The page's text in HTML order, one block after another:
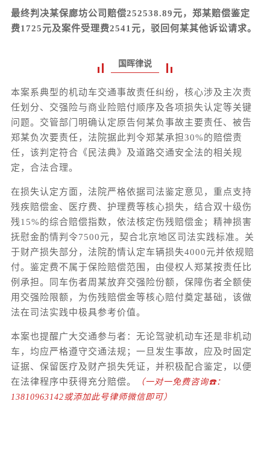
最终判决某保廊坊公司赔偿252538.89元，郑某赔偿鉴定
费1725元及案件受理费2541元，驳回何某其他诉讼请求。
国晖律说
本案系典型的机动车交通事故责任纠纷，核心涉及主次责
任划分、交强险与商业险赔付顺序及各项损失认定等关键
问题。交管部门明确认定原告何某负事故主要责任、被告
郑某负次要责任，法院据此判令郑某承担30%的赔偿责
任，该判定符合《民法典》及道路交通安全法的相关规
定，合法合理。
在损失认定方面，法院严格依据司法鉴定意见，重点支持
残疾赔偿金、医疗费、护理费等核心损失，结合双十级伤
残15%的综合赔偿指数，依法核定伤残赔偿金；精神损害
抚慰金酌情判令7500元，契合北京地区司法实践标准。关
于财产损失部分，法院酌情认定车辆损失4000元并依规赔
付。鉴定费不属于保险赔偿范围，由侵权人郑某按责任比
例承担。同车伤者周某放弃交强险份额，保障伤者全额使
用交强险限额，为伤残赔偿金等核心赔付奠定基础，该做
法在司法实践中极具参考价值。
本案也提醒广大交通参与者：无论驾驶机动车还是非机动
车，均应严格遵守交通法规；一旦发生事故，应及时固定
证据、保留医疗及财产损失凭证，并积极配合鉴定，以便
在法律程序中获得充分赔偿。
（一对一免费咨询☎️：
13810963142或添加此号律师微信即可）